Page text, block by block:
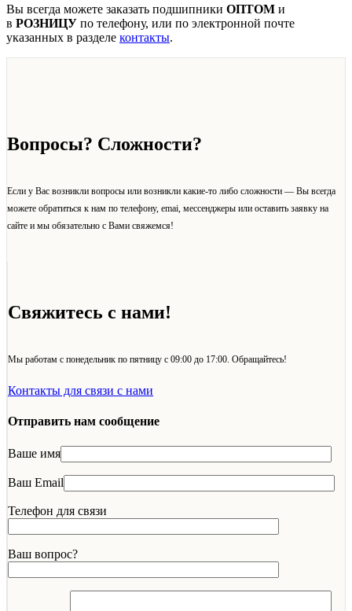
Вы всегда можете заказать подшипники ОПТОМ и
в РОЗНИЦУ по телефону, или по электронной почте
указанных в разделе контакты.
Вопросы? Сложности?
Если у Вас возникли вопросы или возникли какие-то либо сложности — Вы всегда
можете обратиться к нам по телефону, emai, мессенджеры или оставить заявку на
сайте и мы обязательно с Вами свяжемся!
Свяжитесь с нами!
Мы работам с понедельник по пятницу с 09:00 до 17:00. Обращайтесь!
Контакты для связи с нами
Отправить нам сообщение
Ваше имя
Ваш Email
Телефон для связи
Ваш вопрос?